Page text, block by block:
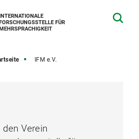
FÜR
IFM e.V.
Verein